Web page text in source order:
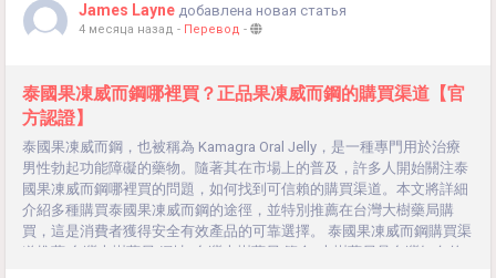
藥安全。 售後保障：提供完善的售後服務，如有問題可及時解決。線上
藥局 介紹:...
James Layne добавлена новая статья
4 месяца назад - Перевод -
泰國果凍威而鋼哪裡買？正品果凍威而鋼的購買渠道【官
方認證】
泰國果凍威而鋼，也被稱為 Kamagra Oral Jelly，是一種專門用於治療
男性勃起功能障礙的藥物。隨著其在市場上的普及，許多人開始關注泰
國果凍威而鋼哪裡買的問題，如何找到可信賴的購買渠道。本文將詳細
介紹多種購買泰國果凍威而鋼的途徑，並特別推薦在台灣大樹藥局購
買，這是消費者獲得安全有效產品的可靠選擇。 泰國果凍威而鋼購買渠
道推薦 台灣大樹藥局 網址: 台灣大樹藥局 簡介: 大樹藥局是台灣知名的